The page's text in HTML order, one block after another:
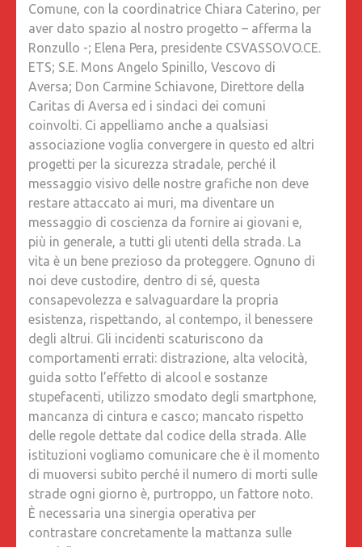
Comune, con la coordinatrice Chiara Caterino, per
aver dato spazio al nostro progetto – afferma la
Ronzullo -; Elena Pera, presidente CSVASSO.VO.CE.
ETS; S.E. Mons Angelo Spinillo, Vescovo di
Aversa; Don Carmine Schiavone, Direttore della
Caritas di Aversa ed i sindaci dei comuni
coinvolti. Ci appelliamo anche a qualsiasi
associazione voglia convergere in questo ed altri
progetti per la sicurezza stradale, perché il
messaggio visivo delle nostre grafiche non deve
restare attaccato ai muri, ma diventare un
messaggio di coscienza da fornire ai giovani e,
più in generale, a tutti gli utenti della strada. La
vita è un bene prezioso da proteggere. Ognuno di
noi deve custodire, dentro di sé, questa
consapevolezza e salvaguardare la propria
esistenza, rispettando, al contempo, il benessere
degli altrui. Gli incidenti scaturiscono da
comportamenti errati: distrazione, alta velocità,
guida sotto l’effetto di alcool e sostanze
stupefacenti, utilizzo smodato degli smartphone,
mancanza di cintura e casco; mancato rispetto
delle regole dettate dal codice della strada. Alle
istituzioni vogliamo comunicare che è il momento
di muoversi subito perché il numero di morti sulle
strade ogni giorno è, purtroppo, un fattore noto.
È necessaria una sinergia operativa per
contrastare concretamente la mattanza sulle